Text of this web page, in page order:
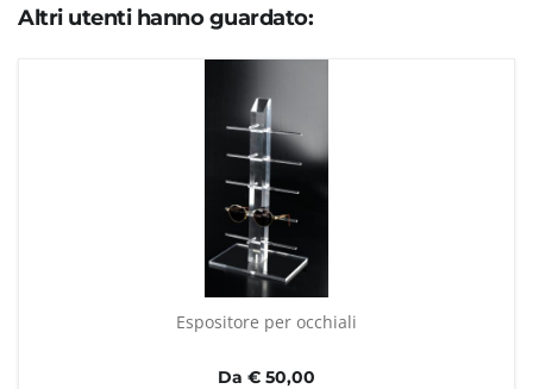
Altri utenti hanno guardato:
Espositore per occhiali
Da € 50,00